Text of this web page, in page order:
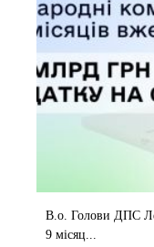
В.о. Голови ДПС
9 місяц...